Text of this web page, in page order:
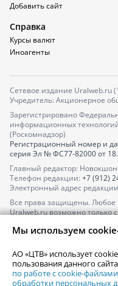
Добавить сайт
Справка
Курсы валют
Иноагенты
Сетевое издание Uralweb.ru
Учредитель: Акционерное
Зарегистрировано
информационных
(Роскомнадзор)
Регистрационный номер и
серия Эл № ФС77-82000от
Главный редактор:
Телефон редакции: +7 (912)
Электронный адрес
Все права защищены. Любое
Uralweb.ru возможно только
По вопросам размещения
По вопросам размещения
afisha@uralweb.ru
Мы используем
АО «ЦТВ» использует
пользования данного
по работе с cookie-файлами
обработки персональных